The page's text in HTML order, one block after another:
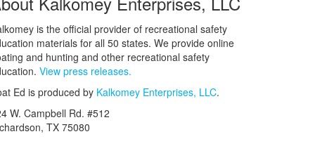
is the official provider of recreational safety
materials for all 50 states. We provide online
and hunting and other recreational safety
View press releases.
Ed is produced by Kalkomey Enterprises, LLC.
W. Campbell Rd. #512
TX 75080